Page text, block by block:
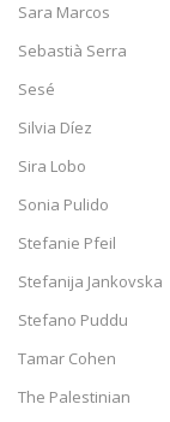
Sara Marcos
Sebastià Serra
Sesé
Silvia Díez
Sira Lobo
Sonia Pulido
Stefanie Pfeil
Stefanija Jankovska
Stefano Puddu
Tamar Cohen
The Palestinian